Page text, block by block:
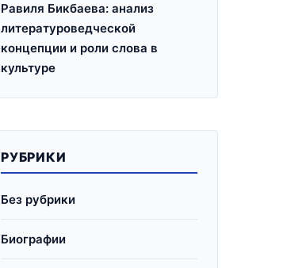
Равиля Бикбаева: анализ
литературоведческой
концепции и роли слова в
культуре
РУБРИКИ
Без рубрики
Биографии